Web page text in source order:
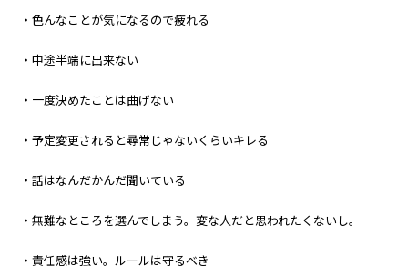
・色んなことが気になるので疲れる
・中途半端に出来ない
・一度決めたことは曲げない
・予定変更されると尋常じゃないくらいキレる
・話はなんだかんだ聞いている
・無難なところを選んでしまう。変な人だと思われたくないし。
・責任感は強い。ルールは守るべき